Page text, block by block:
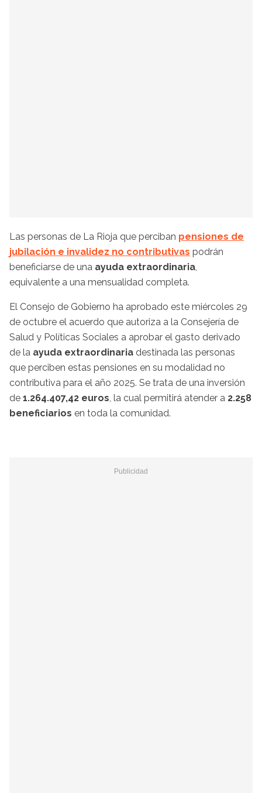
Las personas de La Rioja que perciban pensiones de
jubilación e invalidez no contributivas podrán
beneficiarse de una ayuda extraordinaria,
equivalente a una mensualidad completa.
El Consejo de Gobierno ha aprobado este miércoles 29
de octubre el acuerdo que autoriza a la Consejería de
Salud y Políticas Sociales a aprobar el gasto derivado
de la ayuda extraordinaria destinada las personas
que perciben estas pensiones en su modalidad no
contributiva para el año 2025. Se trata de una inversión
de 1.264.407,42 euros, la cual permitirá atender a 2.258
beneficiarios en toda la comunidad.